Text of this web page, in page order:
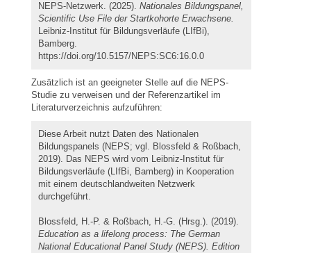
NEPS-Netzwerk. (2025). Nationales Bildungspanel,
Scientific Use File der Startkohorte Erwachsene.
Leibniz-Institut für Bildungsverläufe (LIfBi),
Bamberg.
https://doi.org/10.5157/NEPS:SC6:16.0.0
Zusätzlich ist an geeigneter Stelle auf die NEPS-
Studie zu verweisen und der Referenzartikel im
Literaturverzeichnis aufzuführen:
Diese Arbeit nutzt Daten des Nationalen
Bildungspanels (NEPS; vgl. Blossfeld & Roßbach,
2019). Das NEPS wird vom Leibniz-Institut für
Bildungsverläufe (LIfBi, Bamberg) in Kooperation
mit einem deutschlandweiten Netzwerk
durchgeführt.
Blossfeld, H.-P. & Roßbach, H.-G. (Hrsg.). (2019).
Education as a lifelong process: The German
National Educational Panel Study (NEPS). Edition